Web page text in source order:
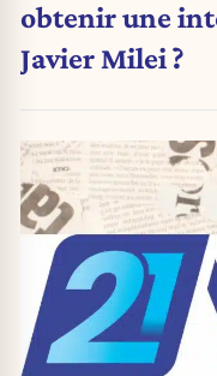
obtenir une
Javier Milei ?